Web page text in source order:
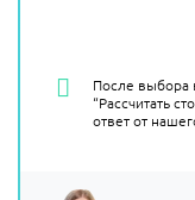
После выбора
“Рассчитать
ответ от